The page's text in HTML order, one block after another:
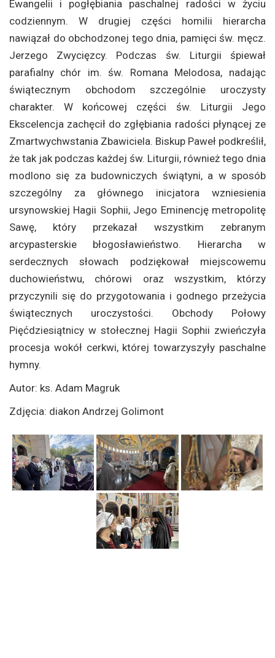
Ewangelii i pogłębiania paschalnej radości w życiu
codziennym. W drugiej części homilii hierarcha
nawiązał do obchodzonej tego dnia, pamięci św. męcz.
Jerzego Zwycięzcy. Podczas św. Liturgii śpiewał
parafialny chór im. św. Romana Melodosa, nadając
świątecznym obchodom szczególnie uroczysty
charakter. W końcowej części św. Liturgii Jego
Ekscelencja zachęcił do zgłębiania radości płynącej ze
Zmartwychwstania Zbawiciela. Biskup Paweł podkreślił,
że tak jak podczas każdej św. Liturgii, również tego dnia
modlono się za budowniczych świątyni, a w sposób
szczególny za głównego inicjatora wzniesienia
ursynowskiej Hagii Sophii, Jego Eminencję metropolitę
Sawę, który przekazał wszystkim zebranym
arcypasterskie błogosławieństwo. Hierarcha w
serdecznych słowach podziękował miejscowemu
duchowieństwu, chórowi oraz wszystkim, którzy
przyczynili się do przygotowania i godnego przeżycia
świątecznych uroczystości. Obchody Połowy
Pięćdziesiątnicy w stołecznej Hagii Sophii zwieńczyła
procesja wokół cerkwi, której towarzyszyły paschalne
hymny.
Autor: ks. Adam Magruk
Zdjęcia: diakon Andrzej Golimont